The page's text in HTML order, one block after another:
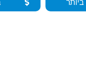
ביותר